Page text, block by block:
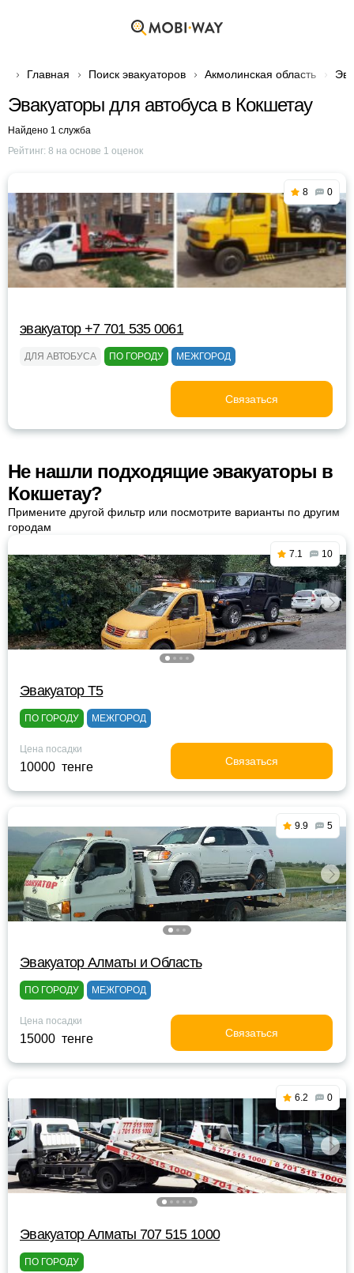
Главная Поиск эвакуаторов Акмолинская область
Эвакуаторы для автобуса в Кокшетау
Найдено 1 служба
Рейтинг: 8 на основе 1 оценок
8 0
эвакуатор +7 701 535 0061
ДЛЯ АВТОБУСА ПО ГОРОДУ МЕЖГОРОД
Связаться
Не нашли подходящие эвакуаторы в
Кокшетау?
Примените другой фильтр или посмотрите варианты по другим
городам
7.1 10
Эвакуатор Т5
ПО ГОРОДУ МЕЖГОРОД
Цена посадки
10000 тенге Связаться
9.9 5
Эвакуатор Алматы и Область
ПО ГОРОДУ МЕЖГОРОД
Цена посадки
15000 тенге Связаться
6.2 0
Эвакуатор Алматы 707 515 1000
ПО ГОРОДУ